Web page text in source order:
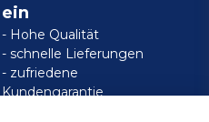
ein
- Hohe Qualität
- schnelle Lieferungen
- zufriedene
Kundengarantie